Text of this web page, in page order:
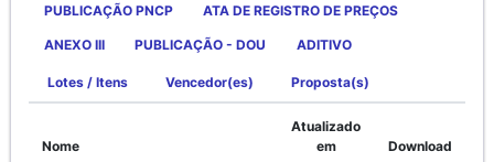
PUBLICAÇÃO PNCP ATA DE REGISTRO DE PREÇOS
ANEXO III PUBLICAÇÃO - DOU ADITIVO
Lotes / Itens Vencedor(es) Proposta(s)
Nome
Atualizado
em
Download